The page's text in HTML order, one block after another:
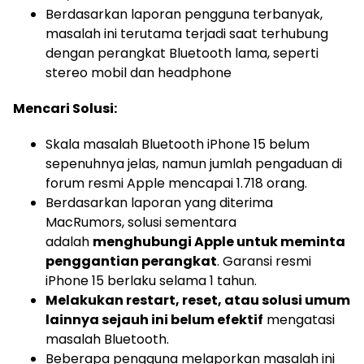
Berdasarkan laporan pengguna terbanyak,
masalah ini terutama terjadi saat terhubung
dengan perangkat Bluetooth lama, seperti
stereo mobil dan headphone
Mencari Solusi:
Skala masalah Bluetooth iPhone 15 belum
sepenuhnya jelas, namun jumlah pengaduan di
forum resmi Apple mencapai 1.718 orang.
Berdasarkan laporan yang diterima
MacRumors, solusi sementara
adalah menghubungi Apple untuk meminta
penggantian perangkat. Garansi resmi
iPhone 15 berlaku selama 1 tahun.
Melakukan restart, reset, atau solusi umum
lainnya sejauh ini belum efektif mengatasi
masalah Bluetooth.
Beberapa pengguna melaporkan masalah ini